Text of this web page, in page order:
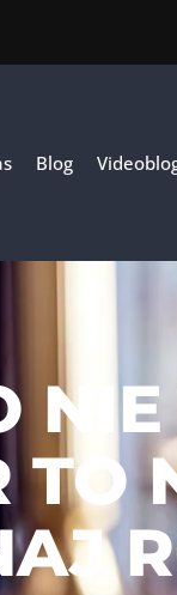
Blog